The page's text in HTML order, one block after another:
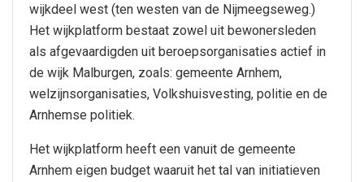
wijkdeel west (ten westen van de Nijmeegseweg.)
Het wijkplatform bestaat zowel uit bewonersleden
als afgevaardigden uit beroepsorganisaties actief in
de wijk Malburgen, zoals: gemeente Arnhem,
welzijnsorganisaties, Volkshuisvesting, politie en de
Arnhemse politiek.
Het wijkplatform heeft een vanuit de gemeente
Arnhem eigen budget waaruit het tal van initiatieven